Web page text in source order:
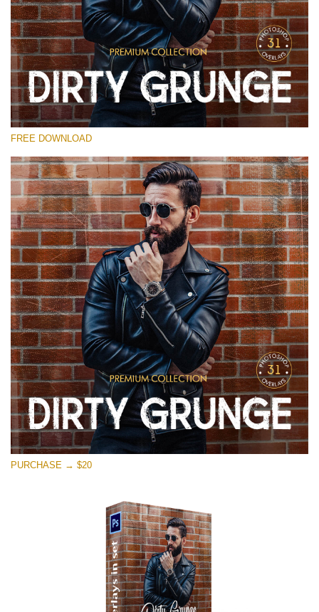
Kérlek, válassz
Free Photoshop Overlay
Small 800*533px
Dirty Grunge
(31 Overlays)
Entire Collection
(1783 Overlays)
Large 6000*4000px
Ingyenes letöltés
FREE DOWNLOAD
PURCHASE → $20